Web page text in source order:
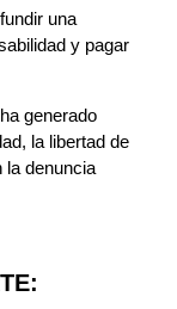
una
y pagar
generado
la libertad de
la denuncia